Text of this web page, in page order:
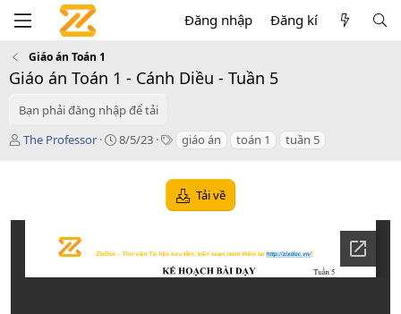
Đăng nhập Đăng kí
Giáo án Toán 1
Giáo án Toán 1 - Cánh Diều - Tuần 5
Bạn phải đăng nhập để tải
T
ả
The Professor
C
n
8/5/23
T giáo án toán 1 tuần 5
Tải về